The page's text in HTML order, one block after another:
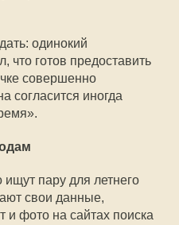
одинокий
что готов предоставить
совершенно
согласится иногда
пару для летнего
свои данные,
фото на сайтах поиска